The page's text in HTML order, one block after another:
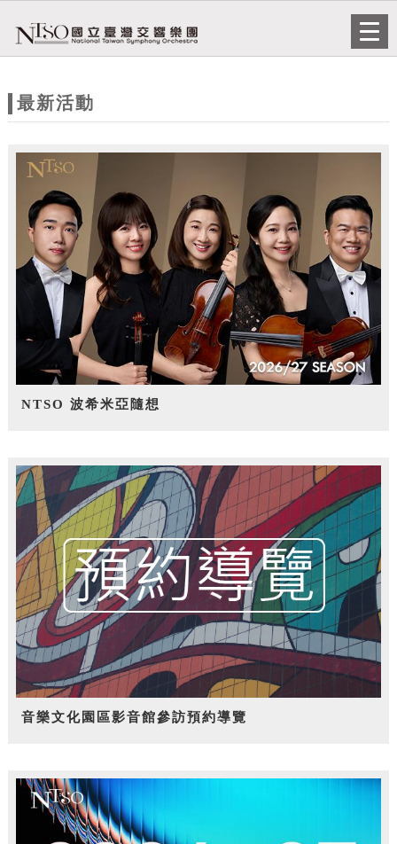
站
題
最新活動
NTSO 波希米亞隨想
音樂文化園區影音館參訪預約導覽